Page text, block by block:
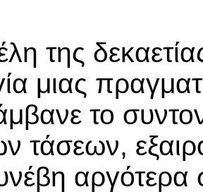
της
μιας
το
τάσεων,
αργότερα